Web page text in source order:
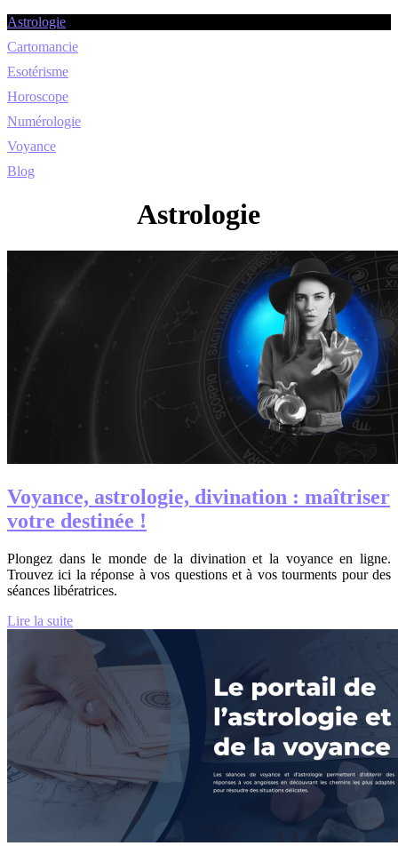
Astrologie
Cartomancie
Esotérisme
Horoscope
Numérologie
Voyance
Blog
Astrologie
Voyance, astrologie, divination : maîtriser
votre destinée !
Plongez dans le monde de la divination et la voyance en ligne.
Trouvez ici la réponse à vos questions et à vos tourments pour des
séances libératrices.
Lire la suite